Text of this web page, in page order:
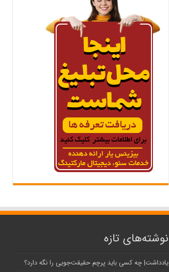
نوشته‌های تازه
یادداشت| ‌چه کسی باید پرچم حقیقت‌جویی را نگه دارد؟